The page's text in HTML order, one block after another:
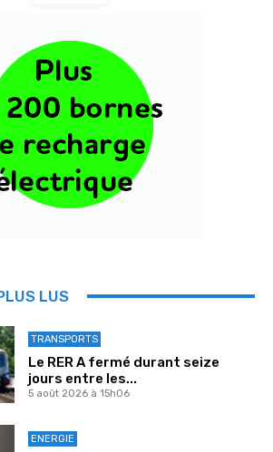
LUS
TRANSPORTS
Le RER A fermé durant seize
jours entre les...
5 août 2026 à 15h06
ENERGIE